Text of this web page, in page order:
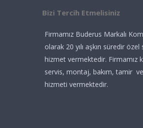
Bizi Tercih Etmelisiniz
Firmamız Buderus Markalı
olarak 20 yılı aşkın süredir özel
hizmet vermektedir. Firmamız
servis, montaj, bakım, tamir
hizmeti vermektedir.